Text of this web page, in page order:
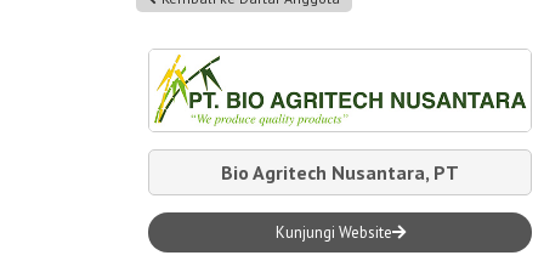
Bio Agritech Nusantara, PT
Kunjungi Website